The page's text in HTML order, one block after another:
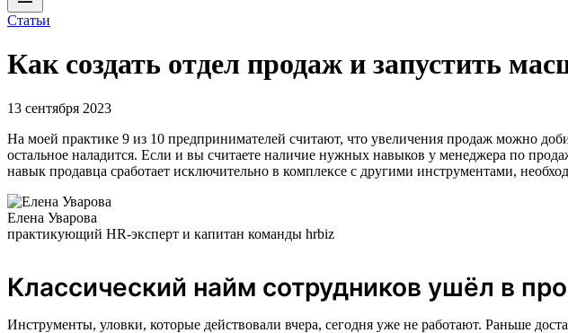
Статьи
Как создать отдел продаж и запустить
13 сентября 2023
На моей практике 9 из 10 предпринимателей считают, что увеличения продаж можно
остальное наладится. Если и вы считаете наличие нужных навыков у менеджера по
навык продавца сработает исключительно в комплексе с другими инструментами,
Елена Уварова
практикующий HR-эксперт и капитан команды hrbiz
Классический найм сотрудников ушёл в
Инструменты, уловки, которые действовали вчера, сегодня уже не работают. Раньше